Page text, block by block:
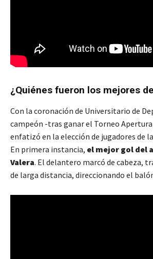
¿Quiénes fueron los mejores
Con la coronación de Universitario de
campeón -tras ganar el Torneo Apertura
enfatizó en la elección de jugadores de
En primera instancia, el mejor gol del
Valera. El delantero marcó de cabeza,
de larga distancia, direccionando el